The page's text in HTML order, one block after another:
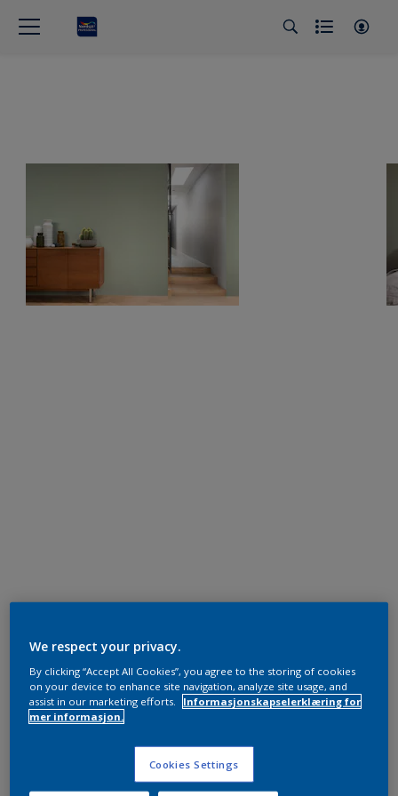
We respect your privacy.
By clicking “Accept All Cookies”, you agree to the storing of cookies
on your device to enhance site navigation, analyze site usage, and
assist in our marketing efforts.
Informasjonskapselerklæring for
mer informasjon.
Cookies Settings